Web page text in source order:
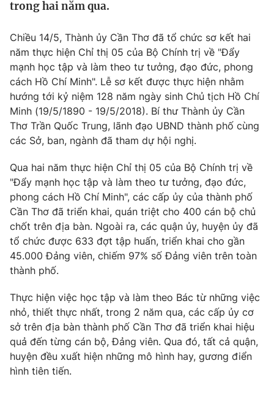
Tin tức
Câu chuyện quốc tế
Kinh tế
Tài chính
Thị trường
Góc doanh nghiệp
Dữ liệu và đời sống
Truyền hình
Phim VTV
Hậu trường
Nhân vật
Khán giả
Giải sao mai
Giải trí
Điện ảnh
Âm nhạc
Sao
Du lịch
Làm đẹp
Chất lượng cuộc sống
Giáo dục
Tuyển sinh
Học trực tuyến
Công nghệ
Hitech Công nghệ tương lai
Sản phẩm
Thị trường
Tư vấn
Giao lưu trực tuyến
Lịch phát sóng
Chuyên mục khác
Emagazine
trong hai năm qua.
Chiều 14/5, Thành ủy Cần Thơ đã tổ chức sơ kết hai
năm thực hiện Chỉ thị 05 của Bộ Chính trị về "Đẩy
mạnh học tập và làm theo tư tưởng, đạo đức, phong
cách Hồ Chí Minh". Lễ sơ kết được thực hiện nhằm
hướng tới kỷ niệm 128 năm ngày sinh Chủ tịch Hồ Chí
Minh (19/5/1890 - 19/5/2018). Bí thư Thành ủy Cần
Thơ Trần Quốc Trung, lãnh đạo UBND thành phố cùng
các Sở, ban, ngành đã tham dự hội nghị.
Qua hai năm thực hiện Chỉ thị 05 của Bộ Chính trị về
"Đẩy mạnh học tập và làm theo tư tưởng, đạo đức,
phong cách Hồ Chí Minh", các cấp ủy của thành phố
Cần Thơ đã triển khai, quán triệt cho 400 cán bộ chủ
chốt trên địa bàn. Ngoài ra, các quận ủy, huyện ủy đã
tổ chức được 633 đợt tập huấn, triển khai cho gần
45.000 Đảng viên, chiếm 97% số Đảng viên trên toàn
thành phố.
Thực hiện việc học tập và làm theo Bác từ những việc
nhỏ, thiết thực nhất, trong 2 năm qua, các cấp ủy cơ
sở trên địa bàn thành phố Cần Thơ đã triển khai hiệu
quả đến từng cán bộ, Đảng viên. Qua đó, tất cả quận,
huyện đều xuất hiện những mô hình hay, gương điển
hình tiên tiến.